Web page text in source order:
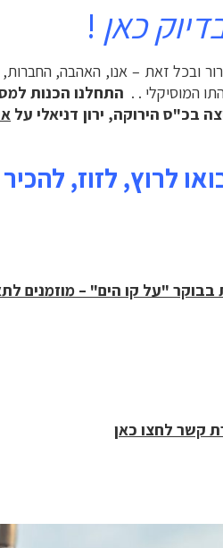
כאן !
ברור ובכל זאת – אנו, האהבה,
המוסיקלי . . התחלנו הכנות
בכ"ס הירוקה, ירון דניאלי על
לרוץ, לזוז,
"על קו הים" – מוזמנים לתאם, ווטסאפ:
קשר לחצו כאן